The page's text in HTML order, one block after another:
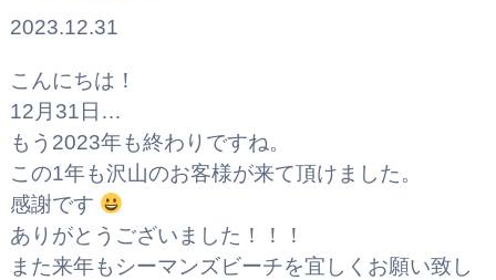
2023.12.31
こんにちは！
12月31日…
もう2023年も終わりですね。
この1年も沢山のお客様が来て頂けました。
感謝です
ありがとうございました！！！
また来年もシーマンズビーチを宜しくお願い致し